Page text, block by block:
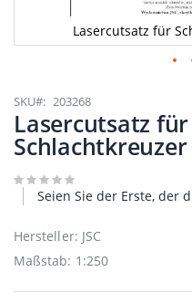
Lasercutsatz für
Anfang
der
Bildgalerie
springen
SKU 203268
Lasercutsatz für
Seien Sie der Erste, der
Hersteller: JSC
Maßstab: 1:250